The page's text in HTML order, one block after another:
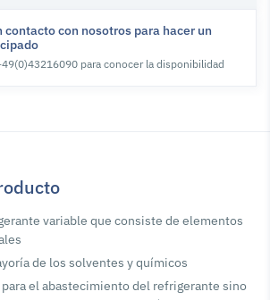
contacto con nosotros para hacer un
para conocer la disponibilidad
variable que consiste de elementos
de los solventes y químicos
el abastecimiento del refrigerante sino